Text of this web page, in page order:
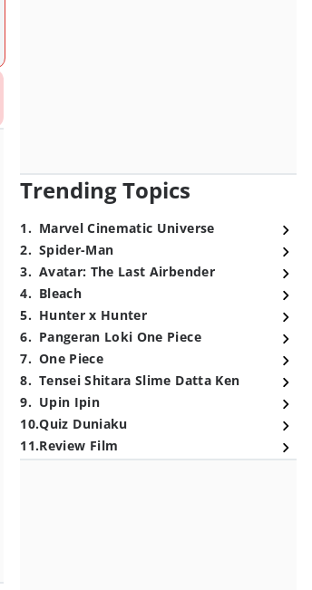
Trending Topics
1. Marvel Cinematic Universe
2. Spider-Man
3. Avatar: The Last Airbender
4. Bleach
5. Hunter x Hunter
6. Pangeran Loki One Piece
7. One Piece
8. Tensei Shitara Slime Datta Ken
9. Upin Ipin
10.Quiz Duniaku
11.Review Film